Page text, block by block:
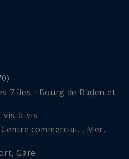
demandé.
à la disponibilité du bien, la
du bien. Réf :
: Laurence Thibault-
04 22. Bretagne Sud
Realty, votre agence
et de luxe à Vannes, 14
de la location de
7 îles - Bourg de Baden et
vis-à-vis
Centre commercial, , Mer,
, Gare